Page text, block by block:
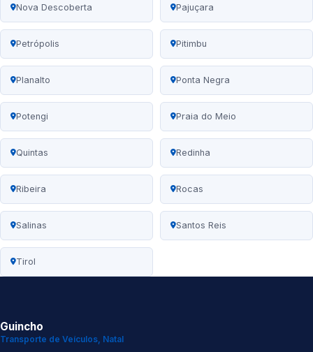
Nova Descoberta Pajuçara
Petrópolis Pitimbu
Planalto Ponta Negra
Potengi Praia do Meio
Quintas Redinha
Ribeira Rocas
Salinas Santos Reis
Tirol
Guincho
Transporte de Veículos, Natal